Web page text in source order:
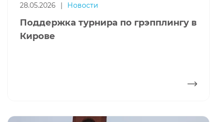
28.05.2026 | Новости
Поддержка турнира по грэпплингу в
Кирове